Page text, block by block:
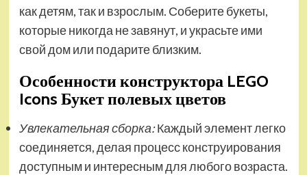
как детям, так и взрослым. Соберите букеты,
которые никогда не завянут, и украсьте ими
свой дом или подарите близким.
Особенности конструктора LEGO
Icons Букет полевых цветов
Увлекательная сборка:Каждый элемент легко
соединяется, делая процесс конструирования
доступным и интересным для любого возраста.